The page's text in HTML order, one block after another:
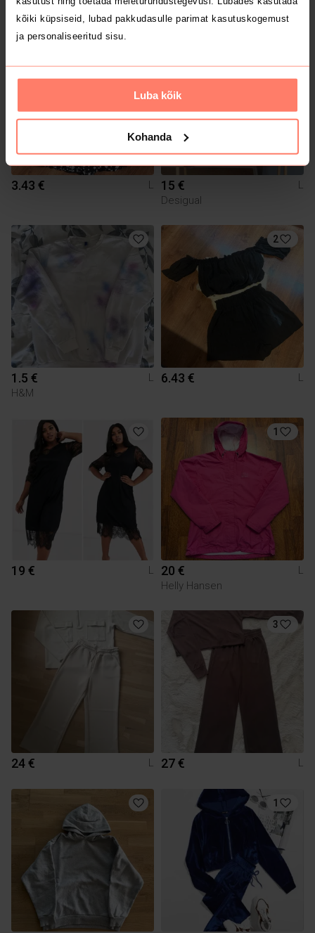
kõiki küpsiseid, lubad pakkudasulle parimat kasutuskogemust
ja personaliseeritud sisu.
Luba kõik
Kohanda
Patagonia
3.43 € L 15 €
L
Desigual
1.5 €
L
H&M
2
6.43 € L
19 € L
1
20 €
L
Helly Hansen
24 € L
3
27 € L
1